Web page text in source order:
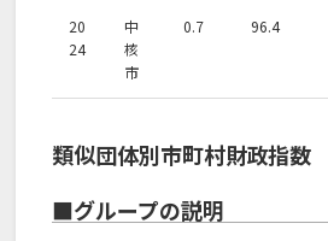
20
24
中
核
市
0.7 96.4
類似団体別市町村財政指数
■グループの説明